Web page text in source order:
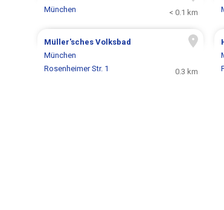
München
< 0.1 km
Müller'sches Volksbad
München
Rosenheimer Str. 1
0.3 km